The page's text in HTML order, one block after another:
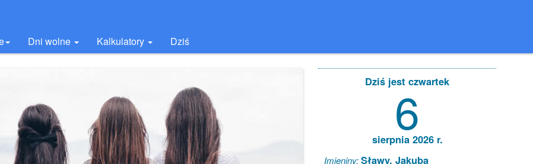
Dni wolne Kalkulatory Dziś
Dziś jest czwartek
6
sierpnia 2026 r.
Imieniny:Sławy, Jakuba